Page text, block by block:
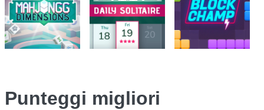
Punteggi migliori